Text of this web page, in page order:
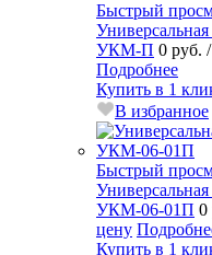
Быстрый
УКМ-П 0 руб.
Подробнее
Купить в 1
В избранное
Быстрый
УКМ-06-01П 0
цену
Купить в 1